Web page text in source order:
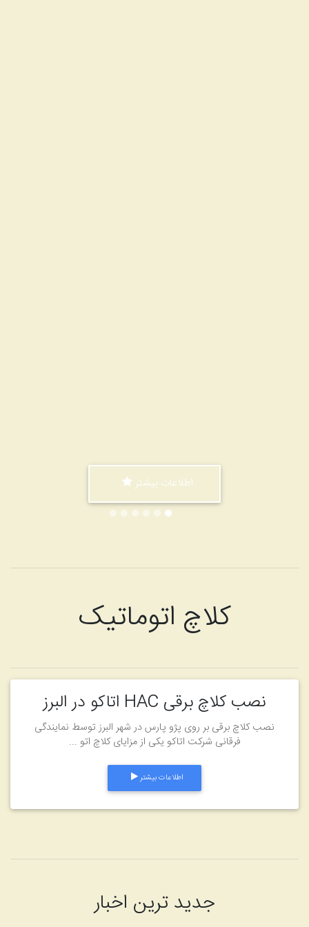
اطلاعات بیشتر
کلاچ اتوماتیک
نصب کلاچ برقی HAC اتاکو در البرز
نصب کلاچ برقی بر روی پژو پارس در شهر البرز توسط نمایندگی
فرقانی شرکت اتاکو یکی از مزایای کلاچ اتو ...
اطلاعات بیشتر
جدید ترین اخبار